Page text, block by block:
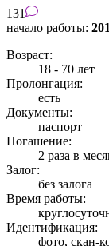
131
начало работы:
Возраст:
18 - 70 лет
Пролонгация:
есть
Документы:
паспорт
Погашение:
2 раза в
Залог:
без залога
Время работы:
Идентификация:
фото, скан-